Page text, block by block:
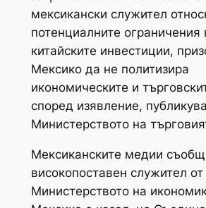
мексикански служител
потенциалните ограничения
китайските инвестиции,
Мексико да не политизира
икономическите и
според изявление,
Министерството на
Мексиканските медии
високопоставен служител от
Министерството на